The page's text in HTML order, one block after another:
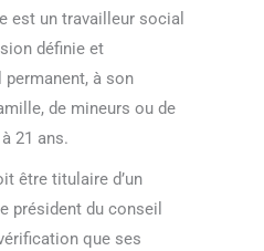
est un travailleur social
définie et
permanent, à son
de mineurs ou de
21 ans.
être titulaire d’un
président du conseil
que ses